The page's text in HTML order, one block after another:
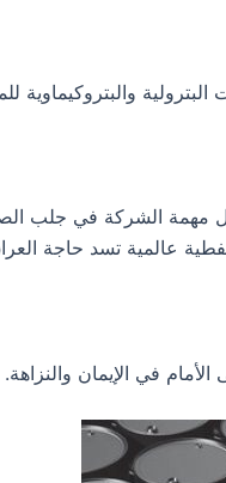
البترولية
الشركة في جلب
عالمية تسد حاجة
الأمام في الإيمان